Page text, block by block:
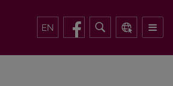
EN